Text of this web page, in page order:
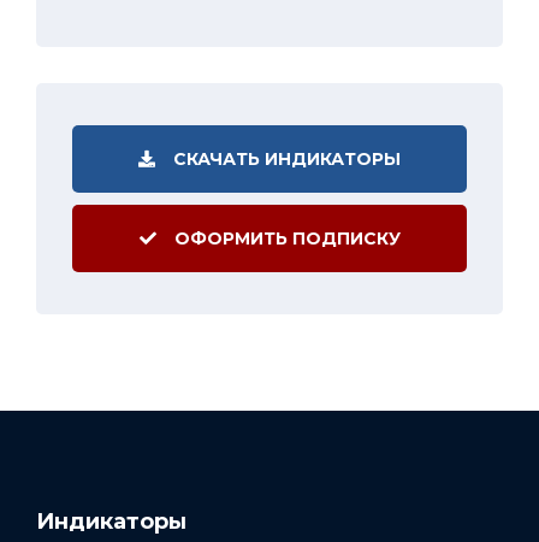
СКАЧАТЬ ИНДИКАТОРЫ
ОФОРМИТЬ ПОДПИСКУ
Индикаторы